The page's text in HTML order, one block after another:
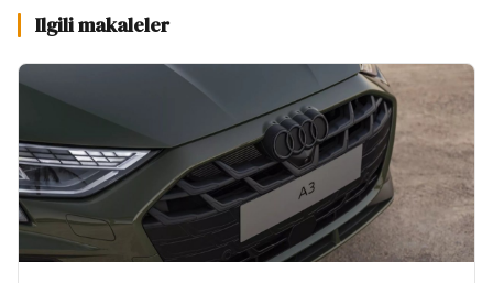
Ilgili makaleler